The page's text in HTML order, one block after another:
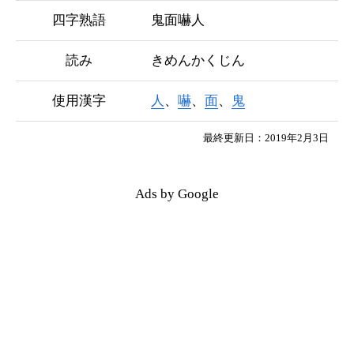
四字熟語 鬼面嚇人
読み きめんかくじん
使用漢字 人 、 嚇、 面 、 鬼
最終更新日：2019年2月3日
Ads by Google